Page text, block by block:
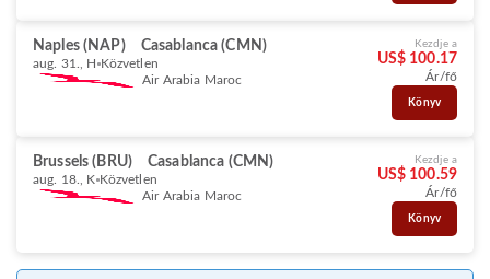
Naples (NAP) Casablanca (CMN)
aug. 31., H Közvetlen
Air Arabia Maroc
Kezdje a
US$ 100.17
Ár/fő
Könyv
Brussels (BRU) Casablanca (CMN)
aug. 18., K Közvetlen
Air Arabia Maroc
Kezdje a
US$ 100.59
Ár/fő
Könyv